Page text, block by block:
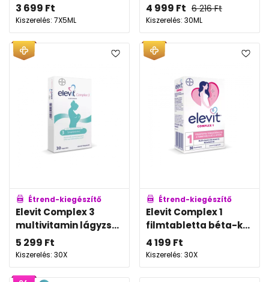
3 699 Ft
Kiszerelés: 7X5ML
4 999 Ft 6 216Ft
Kiszerelés: 30ML
Étrend-kiegészítő
Elevit Complex 3
multivitamin lágyzs...
5 299 Ft
Kiszerelés: 30X
Étrend-kiegészítő
Elevit Complex 1
filmtabletta béta-k...
4 199 Ft
Kiszerelés: 30X